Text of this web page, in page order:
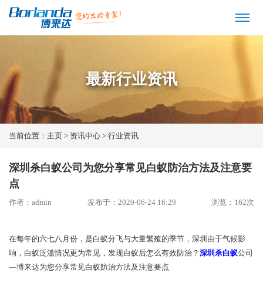
最新行业资讯
当前位置： 主页 > 资讯中心 > 行业资讯
深圳杀白蚁公司为您分享常见白蚁防治方法及注意要
点
作者：admin 发布于：2020-06-24 16:29 浏览： 162次
在每年的六七八月份，是白蚁分飞与大量繁殖的季节，深圳由于气候影
响，白蚁泛滥情况更为常见，发现白蚁后怎么有效防治？ 深圳杀白蚁公司
—博来达为您分享常见白蚁防治方法及注意要点